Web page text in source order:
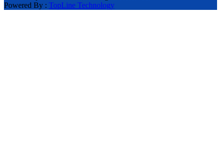
Powered By : TopLine Technology